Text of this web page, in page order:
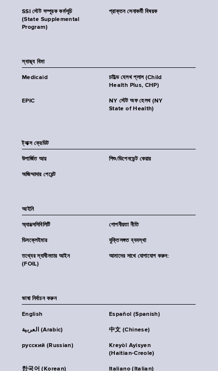
SSI স্টেট সম্পূরক কর্মসূচি
(State Supplemental
Program)
প্রাক্তন সেনাকর্মী বিষয়ক
স্বাস্থ্য বিমা
Medicaid
চাইল্ড হেলথ প্লাস (Child
Health Plus, CHP)
EPIC
NY স্টেট অফ হেলথ (NY
State of Health)
ট্যাক্স ক্রেডিট
উপার্জিত আয় শিশু/ডিপেনডেন্ট কেয়ার
অজিম্মাদার পেরেন্ট
আইনি
অ্যাক্সেসিবিলিটি গোপনীয়তা নীতি
ডিসক্লেইমার যুক্তিসঙ্গত ব্যবস্থা
তথ্যের স্বাধীনতার আইন
(FOIL)
আমাদের সাথে যোগাযোগ করুন:
ভাষা নির্বাচন করুন
English Español (Spanish)
العربية (Arabic) 中文 (Chinese)
русский (Russian)
Kreyòl Ayisyen
(Haitian-Creole)
한국어 (Korean) Italiano (Italian)